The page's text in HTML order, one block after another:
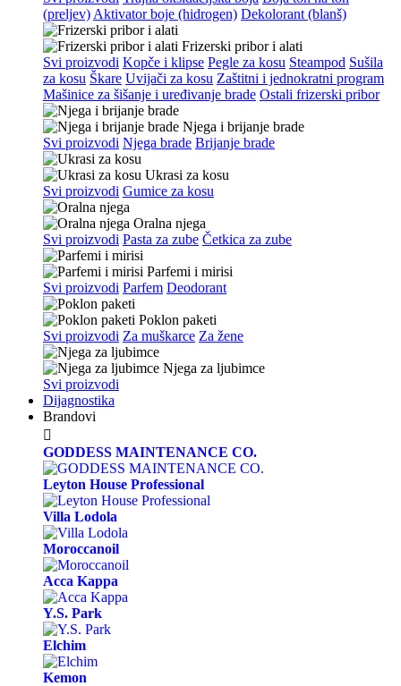
(preljev) Aktivator boje (hidrogen) Dekolorant (blanš)
Frizerski pribor i alati
Svi proizvodi Kopče i klipse Pegle za kosu Steampod Sušila
za kosu Škare Uvijači za kosu Zaštitni i jednokratni program
Mašinice za šišanje i uređivanje brade Ostali frizerski pribor
Njega i brijanje brade
Svi proizvodi Njega brade Brijanje brade
Ukrasi za kosu
Svi proizvodi Gumice za kosu
Oralna njega
Svi proizvodi Pasta za zube Četkica za zube
Parfemi i mirisi
Svi proizvodi Parfem Deodorant
Poklon paketi
Svi proizvodi Za muškarce Za žene
Njega za ljubimce
Svi proizvodi
Dijagnostika
Brandovi

GODDESS MAINTENANCE CO.
Leyton House Professional
Villa Lodola
Moroccanoil
Acca Kappa
Y.S. Park
Elchim
Kemon